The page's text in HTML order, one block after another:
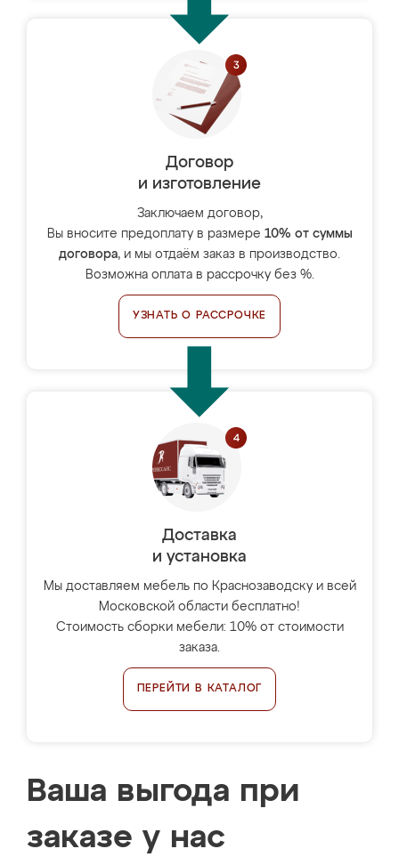
Договор
и изготовление
Заключаем договор,
Вы вносите предоплату в размере 10% от суммы
договора, и мы отдаём заказ в производство.
Возможна оплата в рассрочку без %.
УЗНАТЬ О РАССРОЧКЕ
Доставка
и установка
Мы доставляем мебель по Краснозаводску и всей
Московской области бесплатно!
Стоимость сборки мебели: 10% от стоимости
заказа.
ПЕРЕЙТИ В КАТАЛОГ
Ваша выгода при
заказе у нас